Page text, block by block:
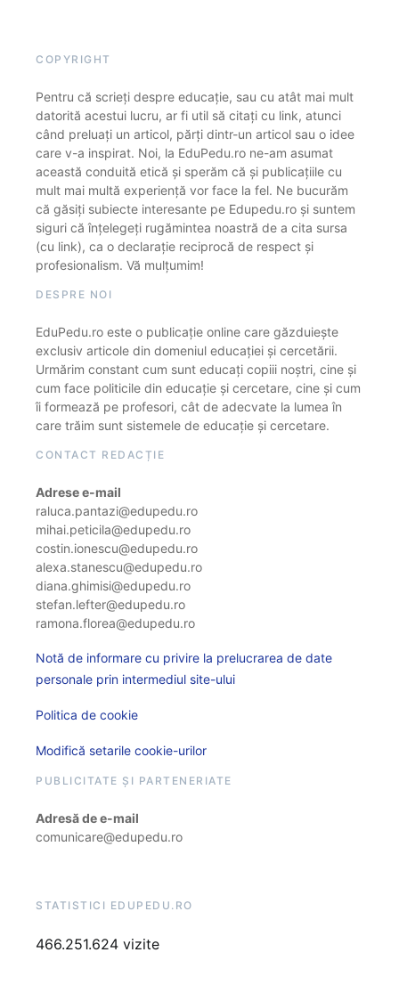
COPYRIGHT
Pentru că scrieți despre educație, sau cu atât mai mult
datorită acestui lucru, ar fi util să citați cu link, atunci
când preluați un articol, părți dintr-un articol sau o idee
care v-a inspirat. Noi, la EduPedu.ro ne-am asumat
această conduită etică și sperăm că și publicațiile cu
mult mai multă experiență vor face la fel. Ne bucurăm
că găsiți subiecte interesante pe Edupedu.ro și suntem
siguri că înțelegeți rugămintea noastră de a cita sursa
(cu link), ca o declarație reciprocă de respect și
profesionalism. Vă mulțumim!
DESPRE NOI
EduPedu.ro este o publicație online care găzduiește
exclusiv articole din domeniul educației și cercetării.
Urmărim constant cum sunt educați copiii noștri, cine și
cum face politicile din educație și cercetare, cine și cum
îi formează pe profesori, cât de adecvate la lumea în
care trăim sunt sistemele de educație și cercetare.
CONTACT REDACȚIE
Adrese e-mail
raluca.pantazi@edupedu.ro
mihai.peticila@edupedu.ro
costin.ionescu@edupedu.ro
alexa.stanescu@edupedu.ro
diana.ghimisi@edupedu.ro
stefan.lefter@edupedu.ro
ramona.florea@edupedu.ro
Notă de informare cu privire la prelucrarea de date
personale prin intermediul site-ului
Politica de cookie
Modifică setarile cookie-urilor
PUBLICITATE ȘI PARTENERIATE
Adresă de e-mail
comunicare@edupedu.ro
STATISTICI EDUPEDU.RO
466.251.624 vizite